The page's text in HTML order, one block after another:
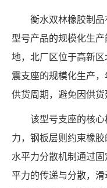
衡水双林橡胶制
型号产品的规模化生
地，北厂区位于高新
震支座的规模化生产
供货周期，避免因供货
该型号支座的核
力，钢板层则约束橡
水平力分散机制通过
平力的传递与分散，